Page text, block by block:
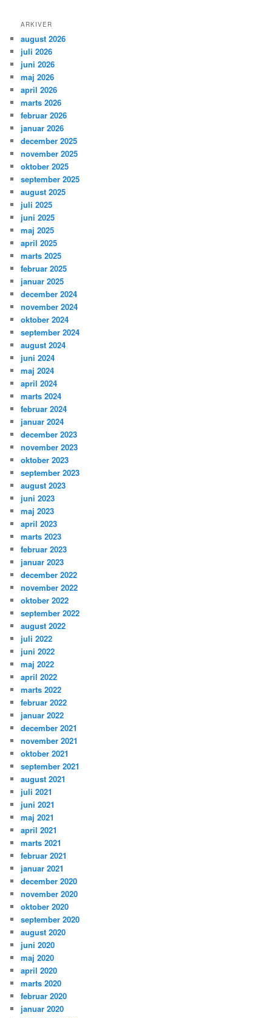
ARKIVER
august 2026
juli 2026
juni 2026
maj 2026
april 2026
marts 2026
februar 2026
januar 2026
december 2025
november 2025
oktober 2025
september 2025
august 2025
juli 2025
juni 2025
maj 2025
april 2025
marts 2025
februar 2025
januar 2025
december 2024
november 2024
oktober 2024
september 2024
august 2024
juni 2024
maj 2024
april 2024
marts 2024
februar 2024
januar 2024
december 2023
november 2023
oktober 2023
september 2023
august 2023
juni 2023
maj 2023
april 2023
marts 2023
februar 2023
januar 2023
december 2022
november 2022
oktober 2022
september 2022
august 2022
juli 2022
juni 2022
maj 2022
april 2022
marts 2022
februar 2022
januar 2022
december 2021
november 2021
oktober 2021
september 2021
august 2021
juli 2021
juni 2021
maj 2021
april 2021
marts 2021
februar 2021
januar 2021
december 2020
november 2020
oktober 2020
september 2020
august 2020
juni 2020
maj 2020
april 2020
marts 2020
februar 2020
januar 2020